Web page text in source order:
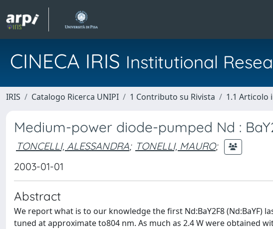
CINECA IRIS Institutional
IRIS Catalogo Ricerca UNIPI 1 Contributo su Rivista 1.1 Articolo
Medium-power diode-pumped Nd :
TONCELLI, ALESSANDRA; TONELLI, MAURO;
2003-01-01
Abstract
We report what is to our knowledge the first Nd:BaY2F8
tuned at approximate to804 nm. As much as 2.4 W were obtained